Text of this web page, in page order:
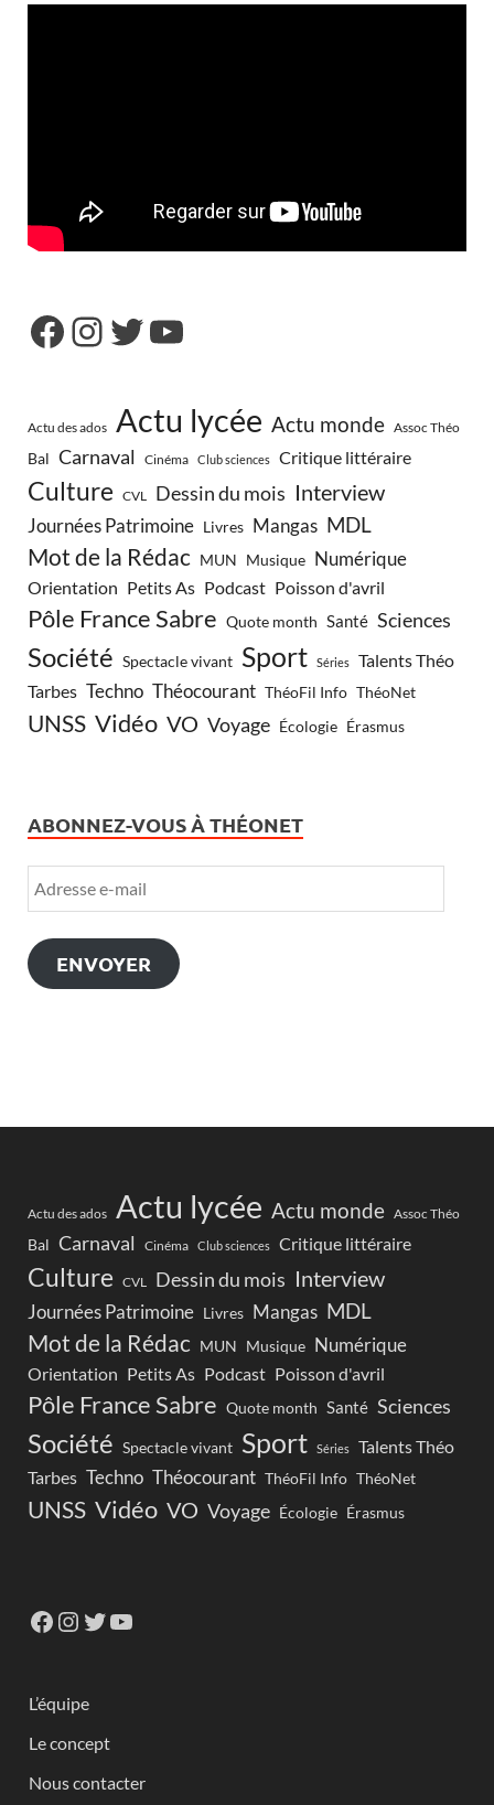
Actu des ados Actu lycée Actu monde Assoc Théo
Bal Carnaval Cinéma Club sciences Critique littéraire
Culture CVL Dessin du mois Interview
Journées Patrimoine Livres Mangas MDL
Mot de la Rédac MUN Musique Numérique
Orientation Petits As Podcast Poisson d'avril
Pôle France Sabre Quote month Santé Sciences
Société Spectacle vivant Sport Séries
Talents Théo
Tarbes Techno Théocourant ThéoFil Info ThéoNet
UNSS Vidéo VO Voyage Écologie Érasmus
ABONNEZ-VOUS À THÉONET
ENVOYER
Actu des ados Actu lycée Actu monde Assoc Théo
Bal Carnaval Cinéma Club sciences Critique littéraire
Culture CVL Dessin du mois Interview
Journées Patrimoine Livres Mangas MDL
Mot de la Rédac MUN Musique Numérique
Orientation Petits As Podcast Poisson d'avril
Pôle France Sabre Quote month Santé Sciences
Société Spectacle vivant Sport Séries
Talents Théo
Tarbes Techno Théocourant ThéoFil Info ThéoNet
UNSS Vidéo VO Voyage Écologie Érasmus
L’équipe
Le concept
Nous contacter